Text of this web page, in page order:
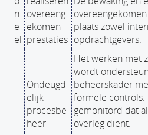
n
e
el
overeeng
ekomen
prestaties
plaats zowel
opdrachtgevers.
Ondeugd
elijk
procesbe
heer
Het werken met
wordt
beheerskader
formele
gemonitord dat
overleg dient.